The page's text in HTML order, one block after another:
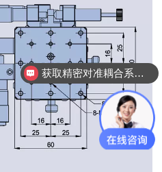
获取精密对准耦合系统技术方案